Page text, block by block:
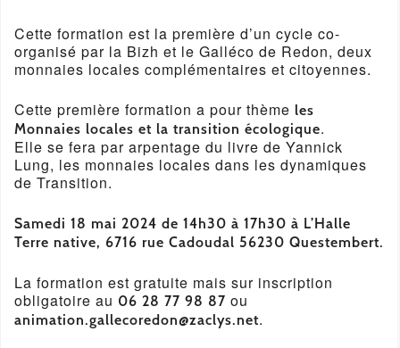
Cette formation est la première d’un cycle co-
organisé par la Bizh et le Galléco de Redon, deux
monnaies locales complémentaires et citoyennes.
Cette première formation a pour thème les
Monnaies locales et la transition écologique.
Elle se fera par arpentage du livre de Yannick
Lung, les monnaies locales dans les dynamiques
de Transition.
Samedi 18 mai 2024 de 14h30 à 17h30 à L’Halle
Terre native, 6716 rue Cadoudal 56230 Questembert.
La formation est gratuite mais sur inscription
obligatoire au 06 28 77 98 87 ou
animation.gallecoredon@zaclys.net.